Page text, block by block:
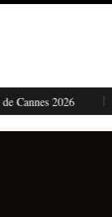
2026